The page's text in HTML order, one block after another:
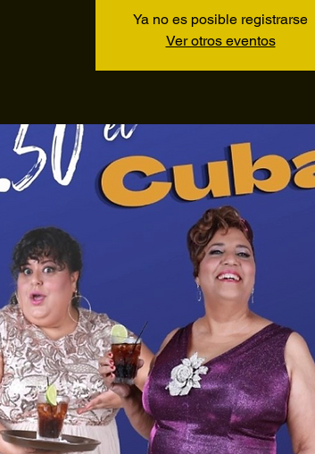
Ya no es posible registrarse
Ver otros eventos